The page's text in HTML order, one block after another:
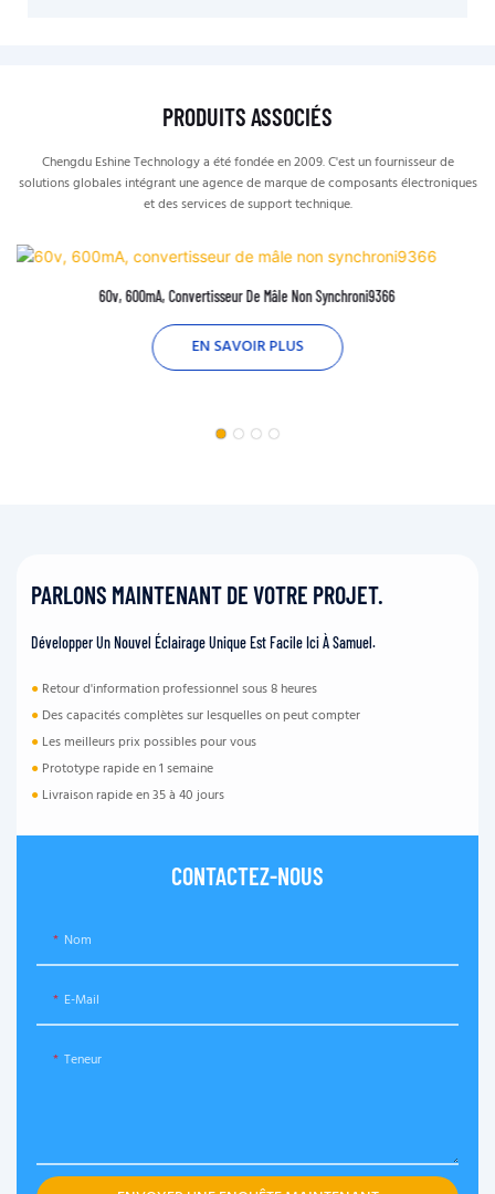
PRODUITS ASSOCIÉS
Chengdu Eshine Technology a été fondée en 2009. C'est un fournisseur de
solutions globales intégrant une agence de marque de composants électroniques
et des services de support technique.
60v, 600mA, Convertisseur De Mâle Non Synchroni9366
EN SAVOIR PLUS
PARLONS MAINTENANT DE VOTRE PROJET.
Développer Un Nouvel Éclairage Unique Est Facile Ici À Samuel.
● Retour d'information professionnel sous 8 heures
● Des capacités complètes sur lesquelles on peut compter
● Les meilleurs prix possibles pour vous
● Prototype rapide en 1 semaine
● Livraison rapide en 35 à 40 jours
CONTACTEZ-NOUS
Nom
E-Mail
Teneur